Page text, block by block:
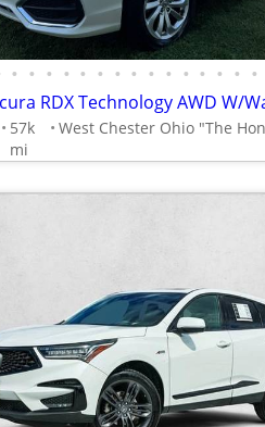
• • • • • • • • • • • • • • •
57k
mi